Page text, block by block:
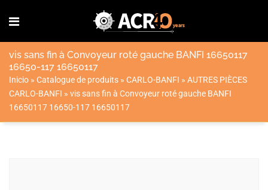
vis sans fin à Convoyeur roté gauche BANFI 16650117
16650-117 16650117
Inicio » Catalogue de produits » CARLO-BANFI » AUTRES PIÈCES
CARLO-BANFI » vis sans fin à Convoyeur roté gauche BANFI
16650117 16650-117 16650117